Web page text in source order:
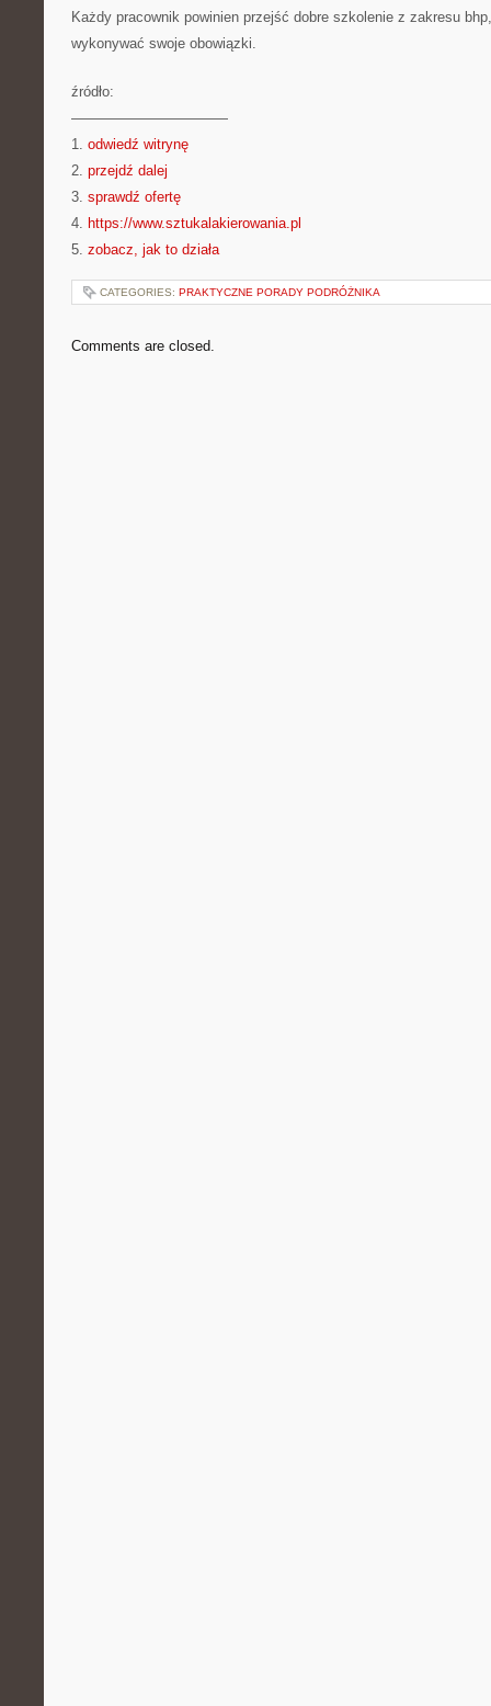
Każdy pracownik powinien przejść dobre szkolenie z zakresu
wykonywać swoje obowiązki.
źródło:
———————————
1. odwiedź witrynę
2. przejdź dalej
3. sprawdź ofertę
4. https://www.sztukalakierowania.pl
5. zobacz, jak to działa
CATEGORIES: PRAKTYCZNE PORADY PODRÓŻNIKA
Comments are closed.